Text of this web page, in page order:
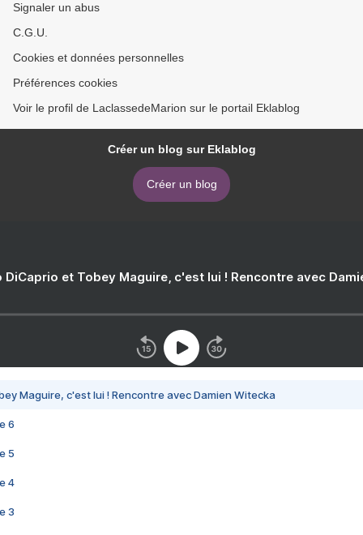
Signaler un abus
C.G.U.
Cookies et données personnelles
Préférences cookies
Voir le profil de LaclassedeMarion sur le portail Eklablog
Créer un blog sur Eklablog
Créer un blog
DiCaprio et Tobey Maguire, c'est lui ! Rencontre avec
Maguire, c'est lui ! Rencontre avec Damien Witecka
6
5
4
3